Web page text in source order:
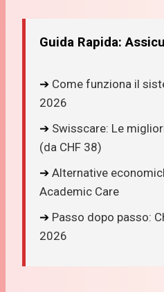
Guida Rapida:
➔ Come funziona il
2026
➔ Swisscare: Le
(da CHF 38)
➔ Alternative
Academic Care
➔ Passo dopo passo:
2026